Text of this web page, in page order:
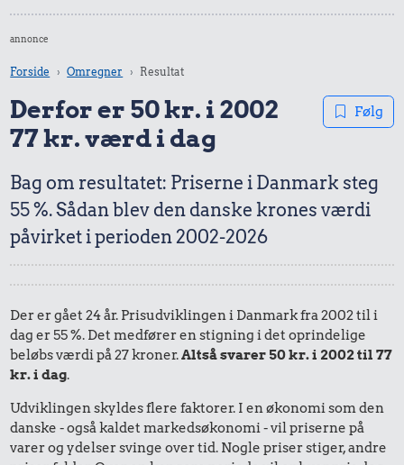
annonce
Forside Omregner Resultat
Derfor er 50 kr. i 2002
77 kr. værd i dag
Følg
Bag om resultatet: Priserne i Danmark steg
55 %. Sådan blev den danske krones værdi
påvirket i perioden 2002-2026
Der er gået 24 år. Prisudviklingen i Danmark fra 2002 til i
dag er 55 %. Det medfører en stigning i det oprindelige
beløbs værdi på 27 kroner.Altså svarer 50 kr. i 2002 til 77
kr. i dag.
Udviklingen skyldes flere faktorer. I en økonomi som den
danske - også kaldet markedsøkonomi - vil priserne på
varer og ydelser svinge over tid. Nogle priser stiger, andre